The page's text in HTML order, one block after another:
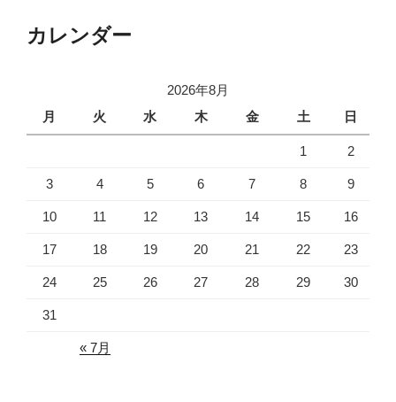
カレンダー
2026年8月
月
火 水 木 金 土 日
1 2
3 4 5 6 7 8 9
10 11 12 13 14 15 16
17 18 19 20 21 22 23
24 25 26 27 28 29 30
31
« 7月